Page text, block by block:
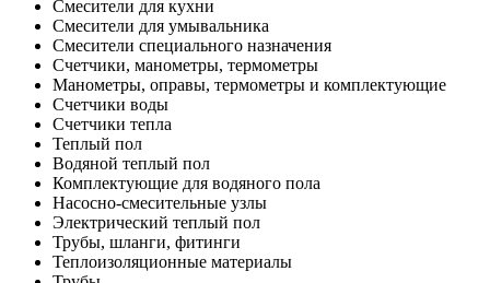
Смесители для кухни
Смесители для умывальника
Смесители специального назначения
Счетчики, манометры, термометры
Манометры, оправы, термометры и комплектующие
Счетчики воды
Счетчики тепла
Теплый пол
Водяной теплый пол
Комплектующие для водяного пола
Насосно-смесительные узлы
Электрический теплый пол
Трубы, шланги, фитинги
Теплоизоляционные материалы